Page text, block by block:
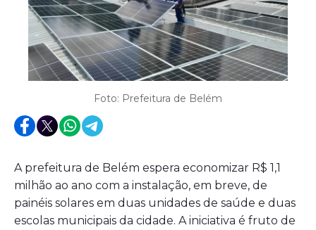
Foto: Prefeitura de Belém
A prefeitura de Belém espera economizar R$ 1,1
milhão ao ano com a instalação, em breve, de
painéis solares em duas unidades de saúde e duas
escolas municipais da cidade. A iniciativa é fruto de